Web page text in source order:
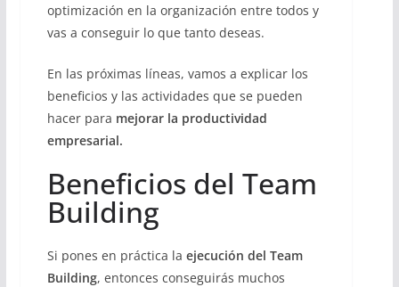
optimización en la organización entre todos y
vas a conseguir lo que tanto deseas.
En las próximas líneas, vamos a explicar los
beneficios y las actividades que se pueden
hacer para mejorar la productividad
empresarial.
Beneficios del Team
Building
Si pones en práctica la ejecución del Team
Building, entonces conseguirás muchos